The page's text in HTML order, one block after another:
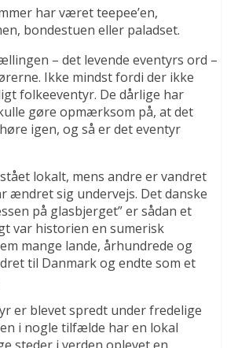
har været teepee’en,
bondestuen eller paladset.
– det levende eventyrs ord –
Ikke mindst fordi der ikke
folkeeventyr. De dårlige har
gøre opmærksom på, at det
igen, og så er det eventyr
lokalt, mens andre er vandret
ændret sig undervejs. Det danske
på glasbjerget” er sådan et
var historien en sumerisk
mange lande, århundrede og
til Danmark og endte som et
er blevet spredt under fredelige
i nogle tilfælde har en lokal